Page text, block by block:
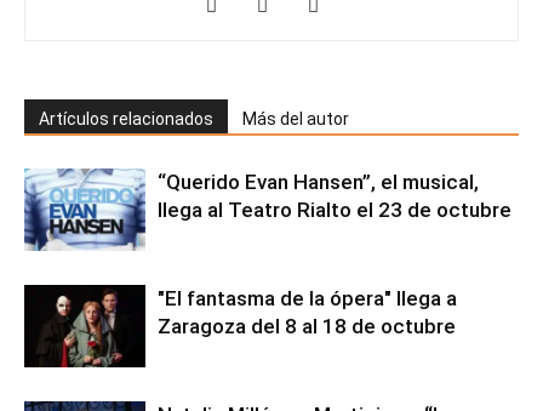
Artículos relacionados Más del autor
“Querido Evan Hansen”, el musical,
llega al Teatro Rialto el 23 de octubre
"El fantasma de la ópera" llega a
Zaragoza del 8 al 18 de octubre